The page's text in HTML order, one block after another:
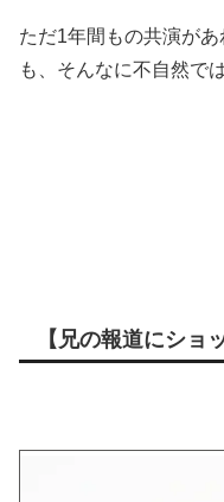
ただ1年間もの共演が
も、そんなに不自然で
【兄の報道にショ